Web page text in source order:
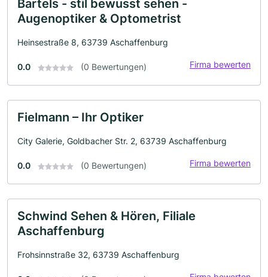
Bartels - stil bewusst sehen -
Augenoptiker & Optometrist
Heinsestraße 8, 63739 Aschaffenburg
0.0 (0 Bewertungen) Firma bewerten
Fielmann – Ihr Optiker
City Galerie, Goldbacher Str. 2, 63739 Aschaffenburg
0.0 (0 Bewertungen) Firma bewerten
Schwind Sehen & Hören, Filiale
Aschaffenburg
Frohsinnstraße 32, 63739 Aschaffenburg